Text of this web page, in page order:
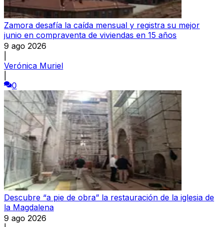
Zamora desafía la caída mensual y registra su mejor
junio en compraventa de viviendas en 15 años
9 ago 2026
Verónica Muriel
0
Descubre “a pie de obra” la restauración de la iglesia de
la Magdalena
9 ago 2026